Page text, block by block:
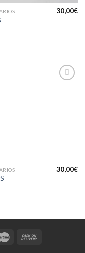
30,00€
30,00€